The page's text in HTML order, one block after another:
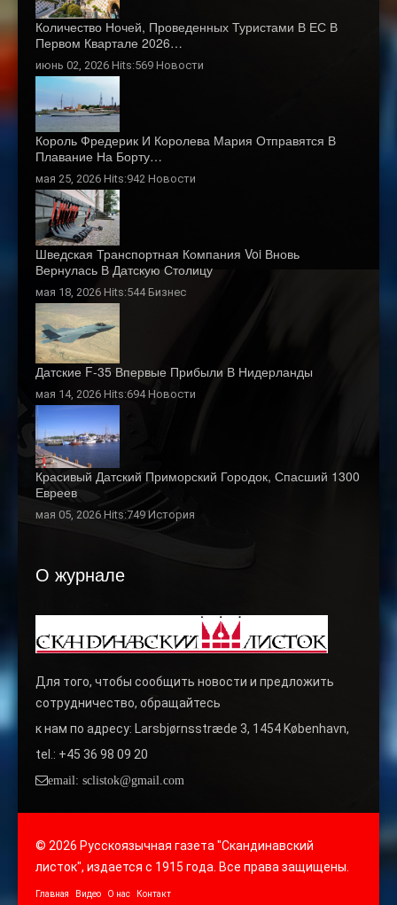
Количество Ночей, Проведенных Туристами В ЕС В
Первом Квартале 2026…
июнь 02, 2026 Hits:569 Новости
Король Фредерик И Королева Мария Отправятся В
Плавание На Борту…
мая 25, 2026 Hits:942 Новости
Шведская Транспортная Компания Voi Вновь
Вернулась В Датскую Столицу
мая 18, 2026 Hits:544 Бизнес
Датские F-35 Впервые Прибыли В Нидерланды
мая 14, 2026 Hits:694Новости
Красивый Датский Приморский Городок, Спасший 1300
Евреев
мая 05, 2026 Hits:749История
О журнале
Для того, чтобы сообщить новости и предложить
сотрудничество, обращайтесь
к нам по адресу: Larsbjørnsstræde 3, 1454 København,
tel.: +45 36 98 09 20
email: sclistok@gmail.com
© 2026 Русскоязычная газета "Скандинавский
листок", издается с 1915 года. Все права защищены.
Главная Видео О нас Контакт